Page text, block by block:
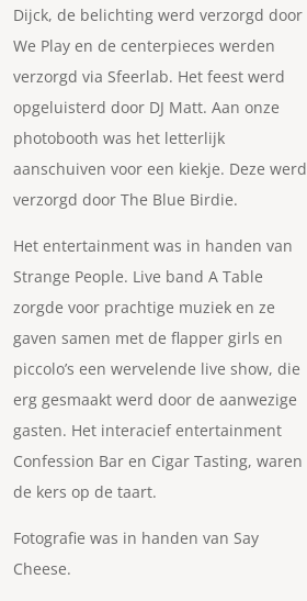
Dijck, de belichting werd verzorgd door
We Play en de centerpieces werden
verzorgd via Sfeerlab. Het feest werd
opgeluisterd door DJ Matt. Aan onze
photobooth was het letterlijk
aanschuiven voor een kiekje. Deze werd
verzorgd door The Blue Birdie.
Het entertainment was in handen van
Strange People. Live band A Table
zorgde voor prachtige muziek en ze
gaven samen met de flapper girls en
piccolo’s een wervelende live show, die
erg gesmaakt werd door de aanwezige
gasten. Het interacief entertainment
Confession Bar en Cigar Tasting, waren
de kers op de taart.
Fotografie was in handen van Say
Cheese.